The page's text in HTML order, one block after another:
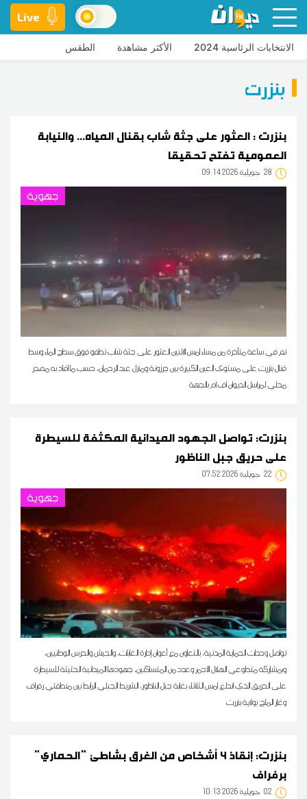
Live
الانتخابات الرئاسية 2024 الأكثر مشاهدة الطقس
بنزرت
بنزرت : العثور على جثة شاب بقنال المياه... والنيابة
العمومية تفتح تحقيقا
28 09:14 2026 جويلية
جهوية
تم في ساعة متأخرة من مساء امس الاثنين العثور على جثة شاب تطفو فوق سطح الماء وسط
قنال بنزرت على مستوى العين الكبيرة بين جرزونة ومنزل عبد الرحمان، حسب ما افاد به مصدر
محلي لمراسل الديوان اف ام بالجهة
بنزرت: تواصل الجهود الميدانية المكثفة للسيطرة
على حريق جبل الناظور
22 07:52 2026 جويلية
جهوية
تواصل وحدات الحماية المدنية، بالتعاون مع أعوان إدارة الغابات، والجيش والحرس الوطنيين،
وبمشاركة متطوعي الهلال الأحمر وعدد من المتساكنين، جهودها الميدانية الحثيثة للسيطرة
على الحريق الذي اندلع امس الثلاثاء بغابة جبل الناظور، الشريط الجبلي الرابط بين منطقتي رفراف
وغار الملح بولاية بنزرت
بنزرت: إنقاذ 4 أشخاص من الغرق بشاطئ "الحماري"
برفراف
02 10:13 2026 جويلية